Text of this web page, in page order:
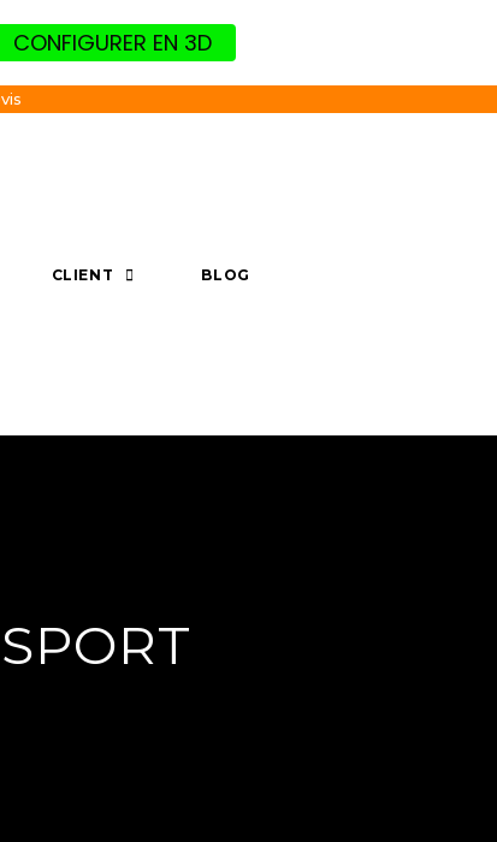
CLIENT BLOG
CONFIGURER EN 3D